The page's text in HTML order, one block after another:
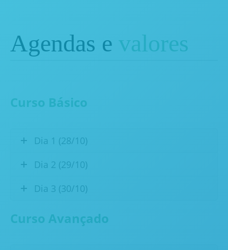
Agendas e valores
Curso Básico
Dia 1 (28/10)
Dia 2 (29/10)
Dia 3 (30/10)
Curso Avançado